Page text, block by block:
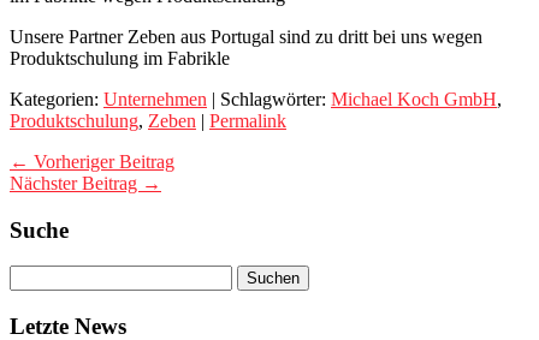
Unsere Partner Zeben aus Portugal sind zu dritt bei uns wegen
Produktschulung im Fabrikle
Kategorien: Unternehmen | Schlagwörter: Michael Koch GmbH,
Produktschulung, Zeben | Permalink
← Vorheriger Beitrag
Nächster Beitrag →
Suche
Letzte News